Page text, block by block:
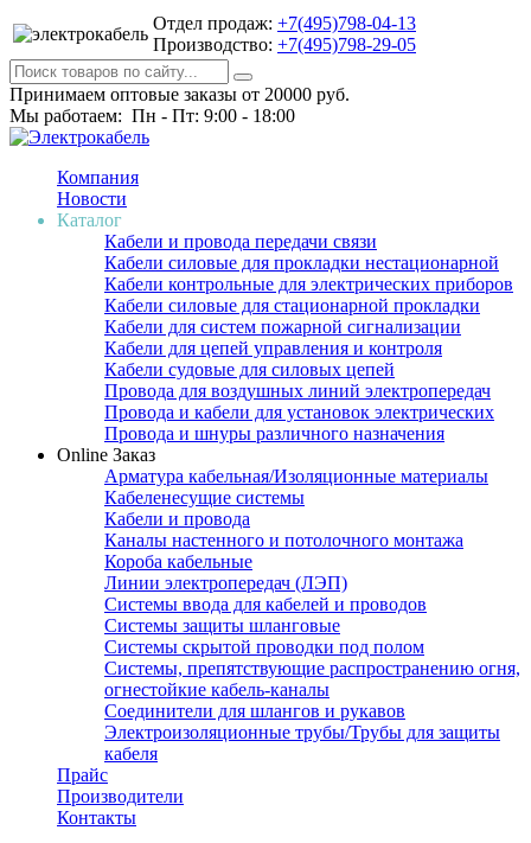
Отдел продаж: +7(495)798-04-13
Производство: +7(495)798-29-05
Принимаем оптовые заказы от 20000 руб.
Мы работаем: Пн - Пт: 9:00 - 18:00
Компания
Новости
Каталог
Кабели и провода передачи связи
Кабели силовые для прокладки нестационарной
Кабели контрольные для электрических приборов
Кабели силовые для стационарной прокладки
Кабели для систем пожарной сигнализации
Кабели для цепей управления и контроля
Кабели судовые для силовых цепей
Провода для воздушных линий электропередач
Провода и кабели для установок электрических
Провода и шнуры различного назначения
Online Заказ
Арматура кабельная/Изоляционные материалы
Кабеленесущие системы
Кабели и провода
Каналы настенного и потолочного монтажа
Короба кабельные
Линии электропередач (ЛЭП)
Системы ввода для кабелей и проводов
Системы защиты шланговые
Системы скрытой проводки под полом
Системы, препятствующие распространению огня,
огнестойкие кабель-каналы
Соединители для шлангов и рукавов
Электроизоляционные трубы/Трубы для защиты
кабеля
Прайс
Производители
Контакты